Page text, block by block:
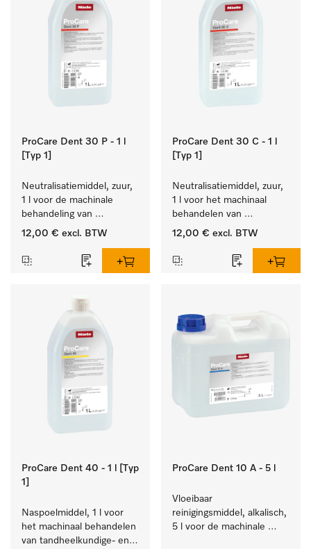
ProCare Dent 30 P - 1 l
[Typ 1]
Neutralisatiemiddel, zuur,
1 l voor de machinale
behandeling van
tandheelkundige
12,00 € excl. BTW
ProCare Dent 30 C - 1 l
[Typ 1]
Neutralisatiemiddel, zuur,
1 l voor het machinaal
behandelen van
tandheelkundige- en
12,00 € excl. BTW
ProCare Dent 40 - 1 l [Typ
1]
Naspoelmiddel, 1 l voor
het machinaal behandelen
van tandheelkundige- en
ProCare Dent 10 A - 5 l
Vloeibaar
reinigingsmiddel, alkalisch,
5 l voor de machinale